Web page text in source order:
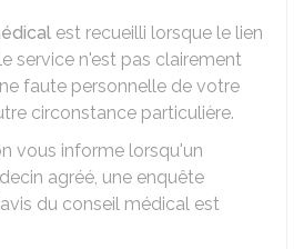
est recueilli lorsque le lien
service n'est pas clairement
faute personnelle de votre
circonstance particulière.
vous informe lorsqu'un
agréé, une enquête
du conseil médical est